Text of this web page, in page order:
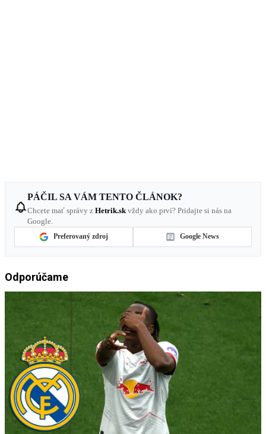
PÁČIL SA VÁM TENTO ČLÁNOK?
Chcete mať správy z Hetrik.sk vždy ako prví? Pridajte si nás na
Google.
Preferovaný zdroj Google News
Odporúčame